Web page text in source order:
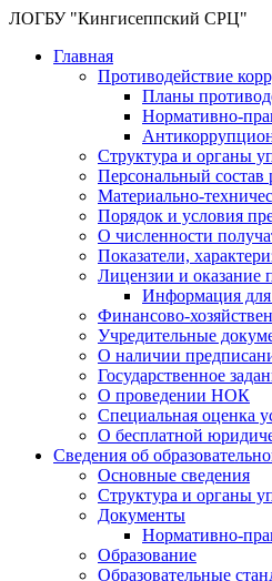
ЛОГБУ "Кингисеппский СРЦ"
Главная
Противодействие
Планы
Нормативно-
Структура и органы
Персональный состав
Материально-
Порядок и условия
О численности
Показатели,
Лицензии и оказание
Информация для
Финансово-
Учредительные
О наличии
Государственное
О проведении НОК
Специальная оценка
О бесплатной
Сведения об
Основные сведения
Структура и органы
Документы
Нормативно-
Образование
Образовательные